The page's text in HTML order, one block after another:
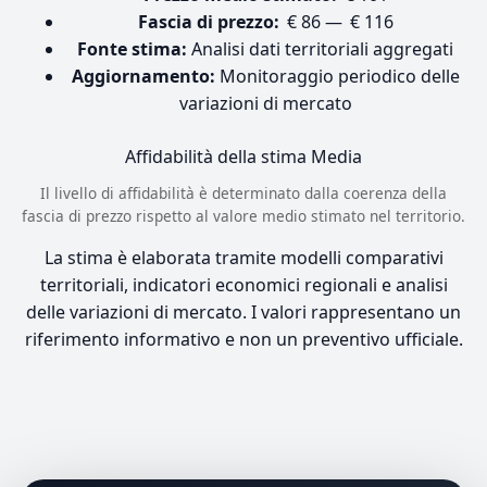
Fascia di prezzo: € 86 — € 116
Fonte stima: Analisi dati territoriali aggregati
Aggiornamento: Monitoraggio periodico delle
variazioni di mercato
Affidabilità della stima Media
Il livello di affidabilità è determinato dalla coerenza della
fascia di prezzo rispetto al valore medio stimato nel territorio.
La stima è elaborata tramite modelli comparativi
territoriali, indicatori economici regionali e analisi
delle variazioni di mercato. I valori rappresentano un
riferimento informativo e non un preventivo ufficiale.